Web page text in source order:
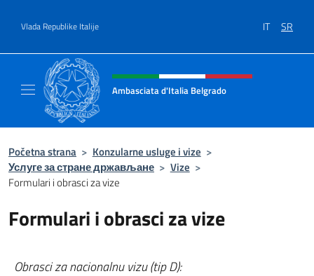
Vlada Republike Italije IT SR
Header, social and menu of site
Ambasciata d'Italia Belgrado
Početna strana > Konzularne usluge i vize >
Услуге за стране држављане > Vize >
Formulari i obrasci za vize
Formulari i obrasci za vize
Obrasci za nacionalnu vizu (tip D):